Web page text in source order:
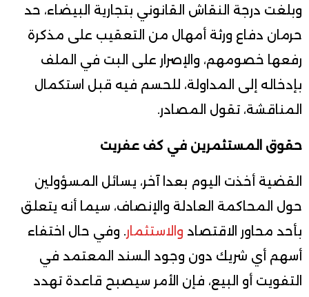
وبلغت درجة النقاش القانوني بتجارية البيضاء، حد
حرمان دفاع ورثة أمهال من التعقيب على مذكرة
رفعها خصومهم، والإصرار على البت في الملف
بإدخاله إلى المداولة، للحسم فيه قبل استكمال
المناقشة، تقول المصادر.
حقوق المستثمرين في كف عفريت
القضية أخذت اليوم بعدا آخر، يسائل المسؤولين
حول المحاكمة العادلة والإنصاف، سيما أنه يتعلق
بأحد محاور الاقتصاد والاستثمار. وفي حال اختفاء
أسهم أي شريك دون وجود السند المعتمد في
التفويت أو البيع، فإن الأمر سيصبح قاعدة تهدد